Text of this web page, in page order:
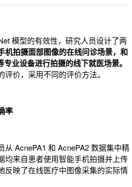
模型的有效性，研究人员设计了两
机拍摄面部图像的在线问诊场景，和
业设备进行拍摄的线下就医场景。
价，采用不同的评价方法。
率
从 AcnePA1 和 AcnePA2 数据集中精
均来自患者使用智能手机拍摄并上传
反映了在线医疗中图像采集的实际情